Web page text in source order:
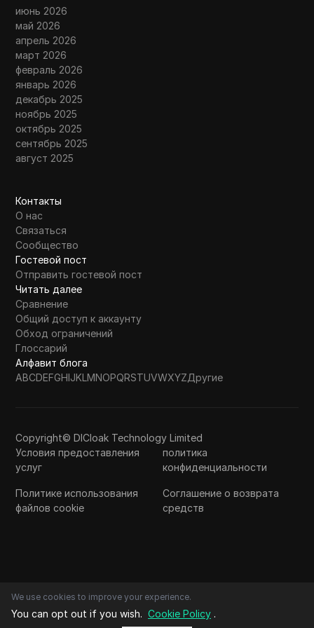
июнь 2026
май 2026
апрель 2026
март 2026
февраль 2026
январь 2026
декабрь 2025
ноябрь 2025
октябрь 2025
сентябрь 2025
август 2025
Контакты
О нас
Связаться
Сообщество
Гостевой пост
Отправить гостевой пост
Читать далее
Сравнение
Общий доступ к аккаунту
Обход ограничений
Глоссарий
Алфавит блога
ABCDEFGHIJKLMNOPQRSTUVWXYZДругие
Copyright© DICloak Technology Limited
Условия предоставления
услуг
политика
конфиденциальности
Политике использования
файлов cookie
Соглашение о возврата
средств
We use cookies to improve your experience.
You can opt out if you wish. Cookie Policy .